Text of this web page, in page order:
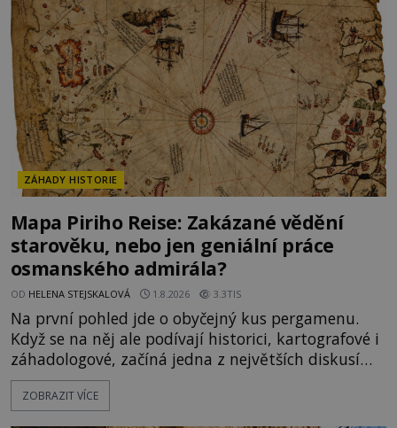
dost. Čas pracuje pro obléhatele. Ve městě ubývají
zásoby a každý den znamená další porci strádá
ZÁHADY HISTORIE
Mapa Piriho Reise: Zakázané vědění
starověku, nebo jen geniální práce
osmanského admirála?
OD HELENA STEJSKALOVÁ 1.8.2026 3.3TIS
Na první pohled jde o obyčejný kus pergamenu.
Když se na něj ale podívají historici, kartografové i
záhadologové, začíná jedna z největších diskusí
moderní historie. Osmanský admirál Piri Reis roku
1513 kreslí mapu světa, která překvapuje
ZOBRAZIT VÍCE